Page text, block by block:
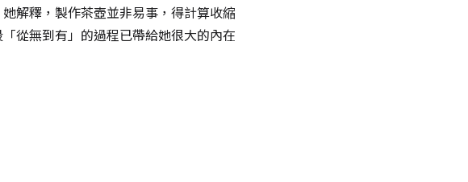
解釋，製作茶壺並非易事，得計算收縮
從無到有」的過程已帶給她很大的內在